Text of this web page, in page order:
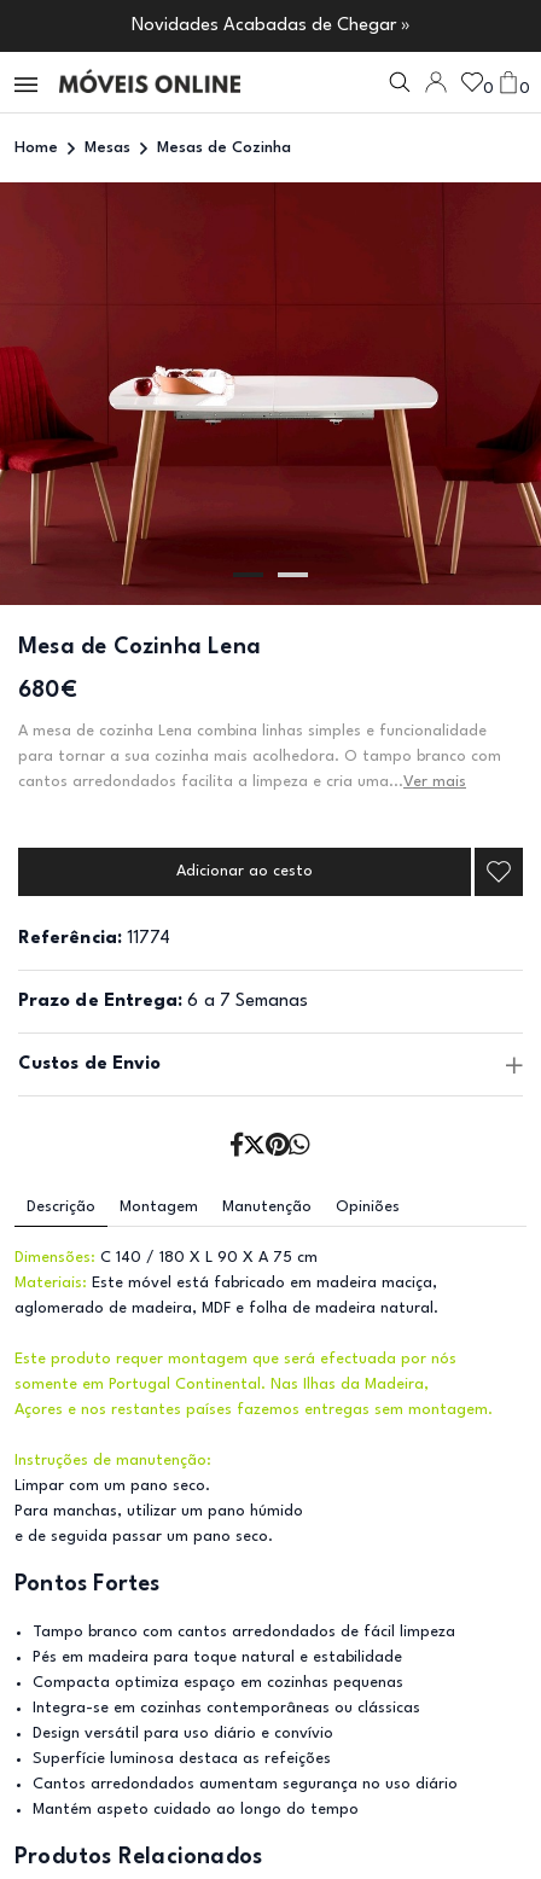
Novidades Acabadas de Chegar »
0 0
Home Mesas Mesas de Cozinha
Mesa de Cozinha Lena
680€
A mesa de cozinha Lena combina linhas simples e funcionalidade
para tornar a sua cozinha mais acolhedora. O tampo branco com
cantos arredondados facilita a limpeza e cria uma...Ver mais
Adicionar ao cesto
Referência: 11774
Prazo de Entrega: 6 a 7 Semanas
Custos de Envio
Descrição Montagem Manutenção Opiniões
Dimensões: C 140 / 180 X L 90 X A 75 cm
Materiais: Este móvel está fabricado em madeira maciça,
aglomerado de madeira, MDF e folha de madeira natural.
Este produto requer montagem que será efectuada por nós
somente em Portugal Continental. Nas Ilhas da Madeira,
Açores e nos restantes países fazemos entregas sem montagem.
Instruções de manutenção:
Limpar com um pano seco.
Para manchas, utilizar um pano húmido
e de seguida passar um pano seco.
Pontos Fortes
Tampo branco com cantos arredondados de fácil limpeza
Pés em madeira para toque natural e estabilidade
Compacta optimiza espaço em cozinhas pequenas
Integra-se em cozinhas contemporâneas ou clássicas
Design versátil para uso diário e convívio
Superfície luminosa destaca as refeições
Cantos arredondados aumentam segurança no uso diário
Mantém aspeto cuidado ao longo do tempo
Produtos Relacionados